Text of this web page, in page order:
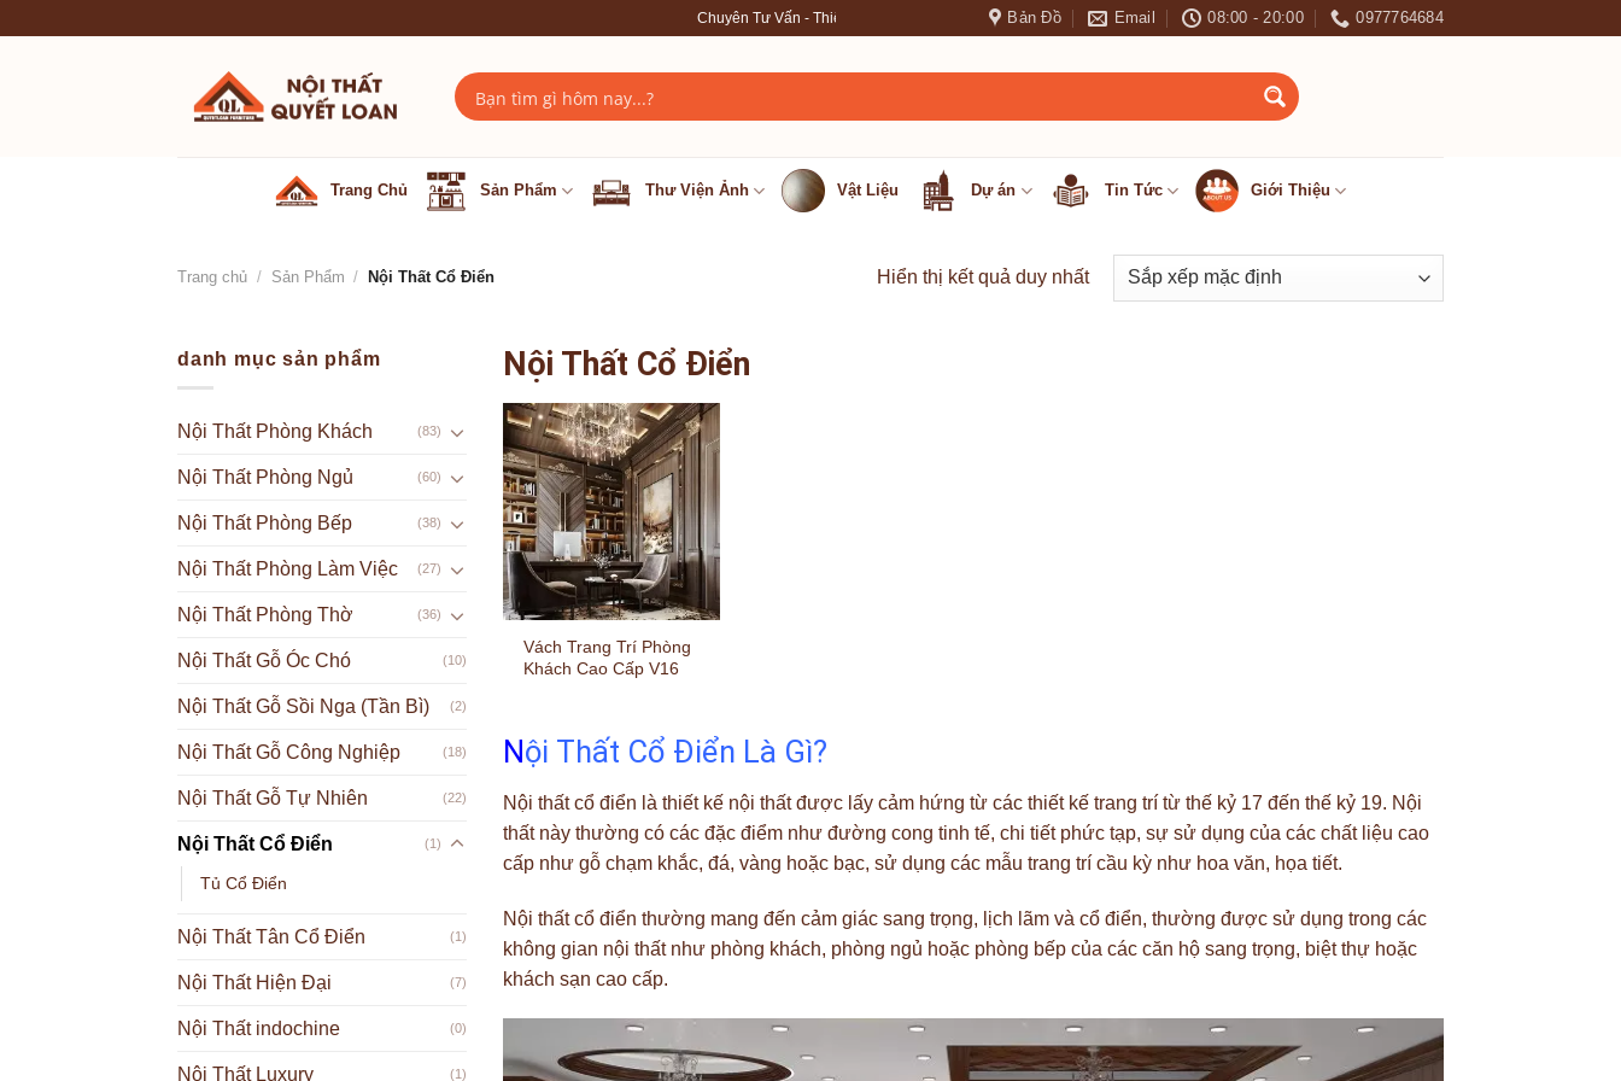
Chuyên Tư Vấn - Thiết Kế - Thi Công nội thất cao cấp --- ✦ ✦ ✦ --- LH: 0977.764.684 - 0966.151.681
Bản Đồ Email 08:00 - 20:00 0977764684
Trang Chủ Sản Phẩm Thư Viện Ảnh Vật Liệu Dự án Tin Tức Giới Thiệu
Trang chủ / Sản Phẩm / Nội Thất Cổ Điển Hiển thị kết quả duy nhất
danh mục sản phẩm
Nội Thất Phòng Khách (83)
Nội Thất Phòng Ngủ (60)
Nội Thất Phòng Bếp (38)
Nội Thất Phòng Làm Việc (27)
Nội Thất Phòng Thờ (36)
Nội Thất Gỗ Óc Chó (10)
Nội Thất Gỗ Sồi Nga (Tần Bì) (2)
Nội Thất Gỗ Công Nghiệp (18)
Nội Thất Gỗ Tự Nhiên (22)
Nội Thất Cổ Điển (1)
Tủ Cổ Điển
Nội Thất Tân Cổ Điển (1)
Nội Thất Hiện Đại (7)
Nội Thất indochine (0)
Nội Thất Luxury (1)
Nội Thất Cổ Điển
Vách Trang Trí Phòng
Khách Cao Cấp V16
Nội Thất Cổ Điển Là Gì?
Nội thất cổ điển là thiết kế nội thất được lấy cảm hứng từ các thiết kế trang trí từ thế kỷ 17 đến thế kỷ 19. Nội
thất này thường có các đặc điểm như đường cong tinh tế, chi tiết phức tạp, sự sử dụng của các chất liệu cao
cấp như gỗ chạm khắc, đá, vàng hoặc bạc, sử dụng các mẫu trang trí cầu kỳ như hoa văn, họa tiết.
Nội thất cổ điển thường mang đến cảm giác sang trọng, lịch lãm và cổ điển, thường được sử dụng trong các
không gian nội thất như phòng khách, phòng ngủ hoặc phòng bếp của các căn hộ sang trọng, biệt thự hoặc
khách sạn cao cấp.